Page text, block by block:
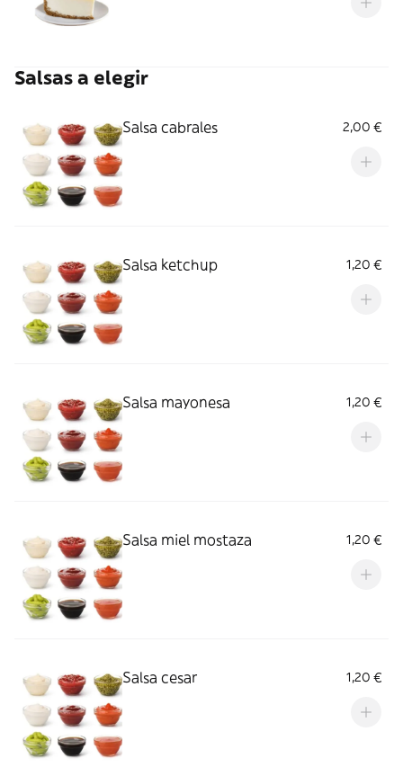
Salsas a elegir
Salsa cabrales 2,00 €
Salsa ketchup 1,20 €
Salsa mayonesa 1,20 €
Salsa miel mostaza 1,20 €
Salsa cesar 1,20 €